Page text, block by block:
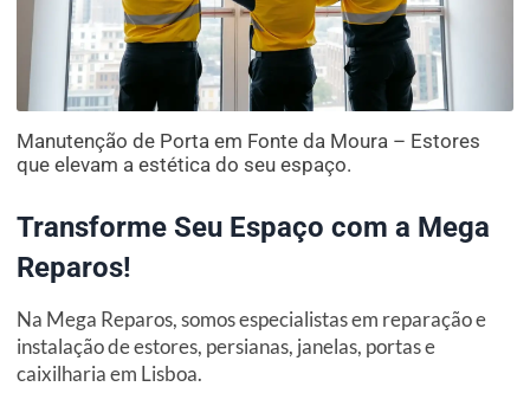
Manutenção de Porta em Fonte da Moura – Estores
que elevam a estética do seu espaço.
Transforme Seu Espaço com a Mega
Reparos!
Na Mega Reparos, somos especialistas em reparação e
instalação de estores, persianas, janelas, portas e
caixilharia em Lisboa.